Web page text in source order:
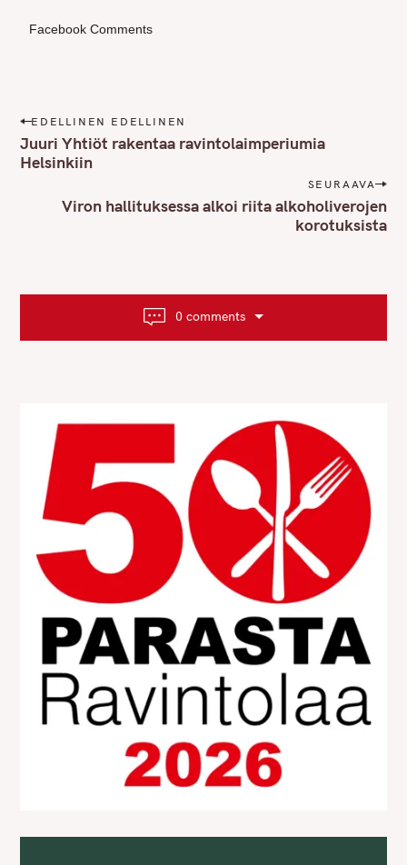
Facebook Comments
P
o
s
g
t
EDELLINEN EDELLINEN
Juuri Yhtiöt rakentaa ravintolaimperiumia
Helsinkiin
SEURAAVA
Viron hallituksessa alkoi riita alkoholiverojen
korotuksista
0 comments